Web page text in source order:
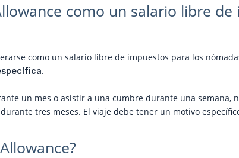
como un salario libre
como un salario libre de impuestos para los
.
un mes o asistir a una cumbre durante una semana,
tres meses. El viaje debe tener un motivo